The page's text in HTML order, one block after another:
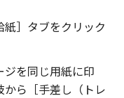
］タブをクリック
を同じ用紙に印
ら［手差し（トレ